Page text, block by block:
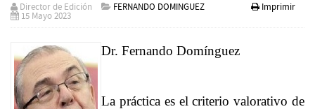
Imprimir
Director de Edición FERNANDO DOMINGUEZ
15 Mayo 2023
Dr. Fernando Domínguez
La práctica es el criterio valorativo de